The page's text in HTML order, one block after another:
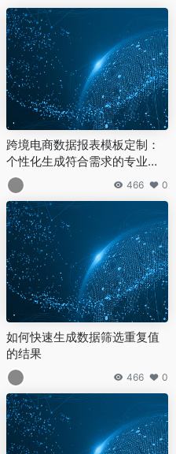
跨境电商数据报表模板定制：
个性化生成符合需求的专业报
表
466 0
如何快速生成数据筛选重复值
的结果
466 0